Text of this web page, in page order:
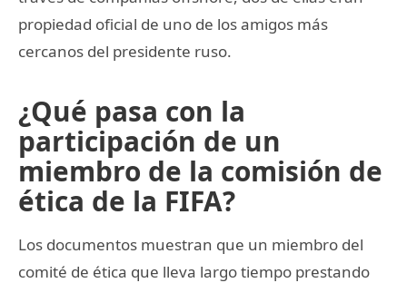
propiedad oficial de uno de los amigos más
cercanos del presidente ruso.
¿Qué pasa con la
participación de un
miembro de la comisión de
ética de la FIFA?
Los documentos muestran que un miembro del
comité de ética que lleva largo tiempo prestando